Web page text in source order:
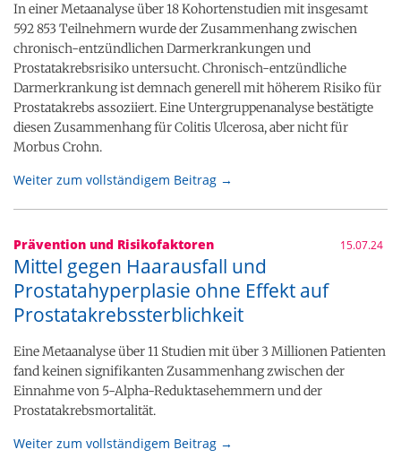
In einer Metaanalyse über 18 Kohortenstudien mit insgesamt
592 853 Teilnehmern wurde der Zusammenhang zwischen
chronisch-entzündlichen Darmerkrankungen und
Prostatakrebsrisiko untersucht. Chronisch-entzündliche
Darmerkrankung ist demnach generell mit höherem Risiko für
Prostatakrebs assoziiert. Eine Untergruppenanalyse bestätigte
diesen Zusammenhang für Colitis Ulcerosa, aber nicht für
Morbus Crohn.
Weiter zum vollständigem Beitrag →
Prävention und Risikofaktoren 15.07.24
Mittel gegen Haarausfall und
Prostatahyperplasie ohne Effekt auf
Prostatakrebssterblichkeit
Eine Metaanalyse über 11 Studien mit über 3 Millionen Patienten
fand keinen signifikanten Zusammenhang zwischen der
Einnahme von 5-Alpha-Reduktasehemmern und der
Prostatakrebsmortalität.
Weiter zum vollständigem Beitrag →